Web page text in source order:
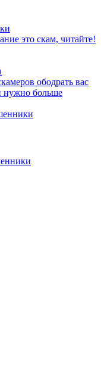
это скам, читайте!
ободрать вас
нужно больше